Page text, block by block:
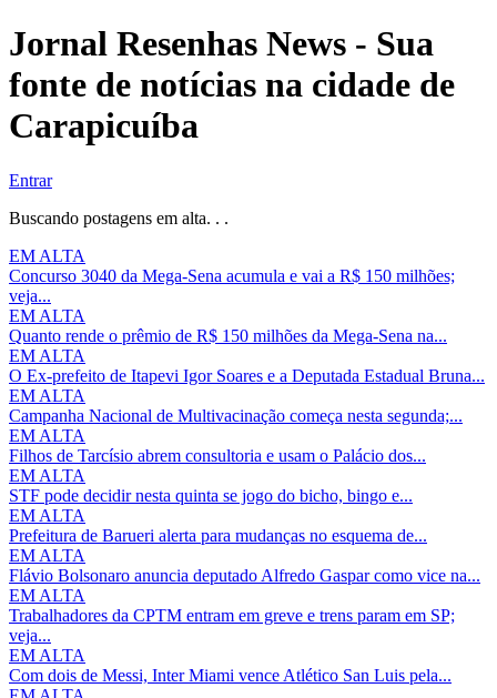
Jornal Resenhas News - Sua
fonte de notícias na cidade de
Carapicuíba
Entrar
Buscando postagens em alta. . .
EM ALTA
Concurso 3040 da Mega-Sena acumula e vai a R$ 150 milhões;
veja...
EM ALTA
Quanto rende o prêmio de R$ 150 milhões da Mega-Sena na...
EM ALTA
O Ex-prefeito de Itapevi Igor Soares e a Deputada Estadual Bruna...
EM ALTA
Campanha Nacional de Multivacinação começa nesta segunda;...
EM ALTA
Filhos de Tarcísio abrem consultoria e usam o Palácio dos...
EM ALTA
STF pode decidir nesta quinta se jogo do bicho, bingo e...
EM ALTA
Prefeitura de Barueri alerta para mudanças no esquema de...
EM ALTA
Flávio Bolsonaro anuncia deputado Alfredo Gaspar como vice na...
EM ALTA
Trabalhadores da CPTM entram em greve e trens param em SP;
veja...
EM ALTA
Com dois de Messi, Inter Miami vence Atlético San Luis pela...